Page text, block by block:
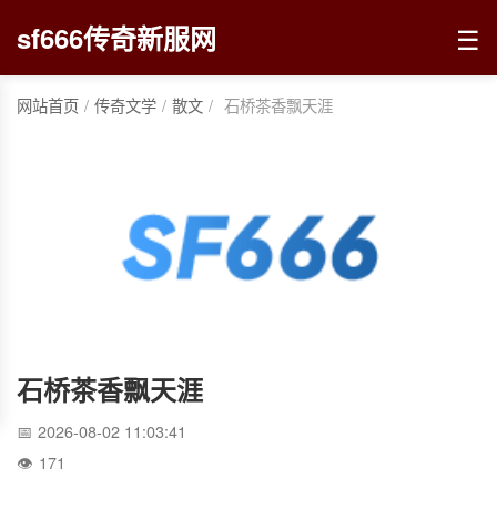
sf666传奇新服网 ☰
网站首页 / 传奇文学 / 散文 / 石桥茶香飘天涯
石桥茶香飘天涯
2026-08-02 11:03:41
171